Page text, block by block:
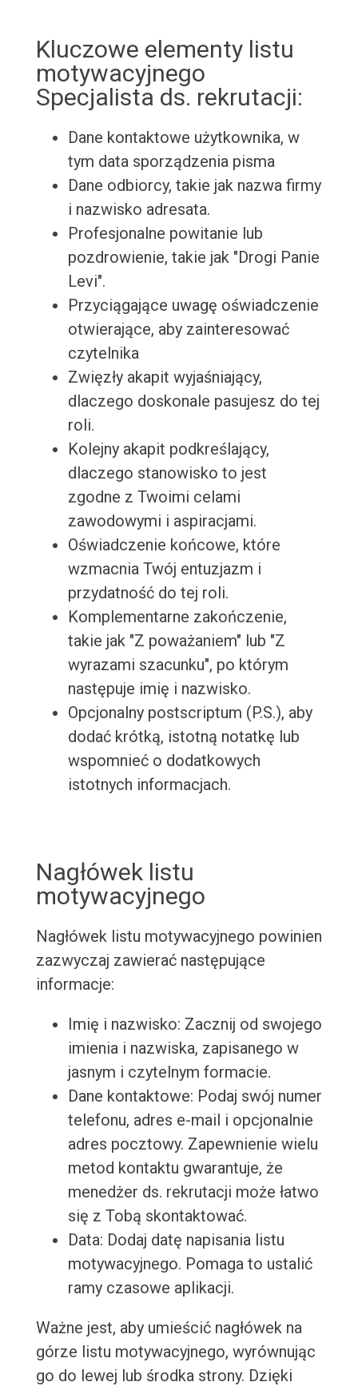
Kluczowe elementy listu
motywacyjnego
Specjalista ds. rekrutacji:
Dane kontaktowe użytkownika, w
tym data sporządzenia pisma
Dane odbiorcy, takie jak nazwa firmy
i nazwisko adresata.
Profesjonalne powitanie lub
pozdrowienie, takie jak "Drogi Panie
Levi".
Przyciągające uwagę oświadczenie
otwierające, aby zainteresować
czytelnika
Zwięzły akapit wyjaśniający,
dlaczego doskonale pasujesz do tej
roli.
Kolejny akapit podkreślający,
dlaczego stanowisko to jest
zgodne z Twoimi celami
zawodowymi i aspiracjami.
Oświadczenie końcowe, które
wzmacnia Twój entuzjazm i
przydatność do tej roli.
Komplementarne zakończenie,
takie jak "Z poważaniem" lub "Z
wyrazami szacunku", po którym
następuje imię i nazwisko.
Opcjonalny postscriptum (P.S.), aby
dodać krótką, istotną notatkę lub
wspomnieć o dodatkowych
istotnych informacjach.
Nagłówek listu
motywacyjnego
Nagłówek listu motywacyjnego powinien
zazwyczaj zawierać następujące
informacje:
Imię i nazwisko: Zacznij od swojego
imienia i nazwiska, zapisanego w
jasnym i czytelnym formacie.
Dane kontaktowe: Podaj swój numer
telefonu, adres e-mail i opcjonalnie
adres pocztowy. Zapewnienie wielu
metod kontaktu gwarantuje, że
menedżer ds. rekrutacji może łatwo
się z Tobą skontaktować.
Data: Dodaj datę napisania listu
motywacyjnego. Pomaga to ustalić
ramy czasowe aplikacji.
Ważne jest, aby umieścić nagłówek na
górze listu motywacyjnego, wyrównując
go do lewej lub środka strony. Dzięki